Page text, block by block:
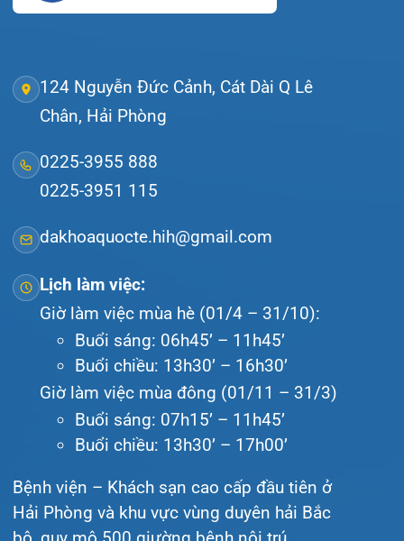
Đặt lịch khám
Giới thiệu
Lịch khám
Hướng dẫn khám
Văn bản pháp quy
Liên hệ